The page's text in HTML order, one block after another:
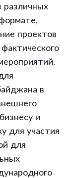
различных
проектов
в
и
для участия
для